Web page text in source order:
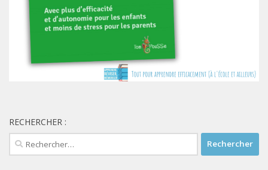
RECHERCHER :
Rechercher :